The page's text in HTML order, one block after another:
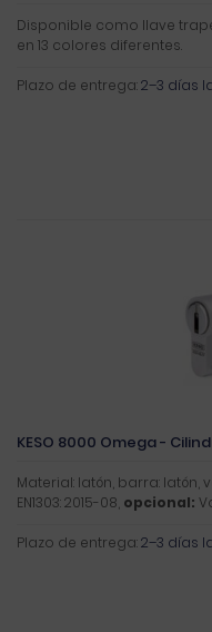
Disponible como llave
en 13 colores diferentes.
Plazo de entrega:2–3 días
KESO 8000 Omega -
Material: latón, barra:
EN1303: 2015-08, opcional:
Plazo de entrega:2–3 días